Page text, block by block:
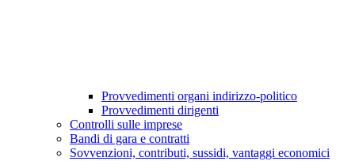
Provvedimenti organi indirizzo-politico
Provvedimenti dirigenti
Controlli sulle imprese
Bandi di gara e contratti
Sovvenzioni, contributi, sussidi, vantaggi economici